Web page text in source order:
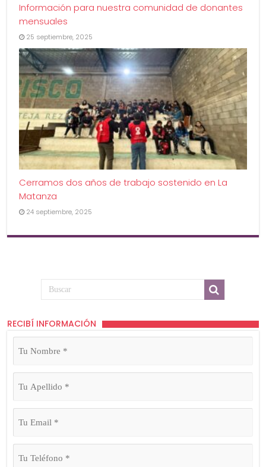
Información para nuestra comunidad de donantes
mensuales
25 septiembre, 2025
Cerramos dos años de trabajo sostenido en La
Matanza
24 septiembre, 2025
RECIBÍ INFORMACIÓN
Tu
Nombre
Tu
Apellido
Tu
Email
Tu
Teléfono